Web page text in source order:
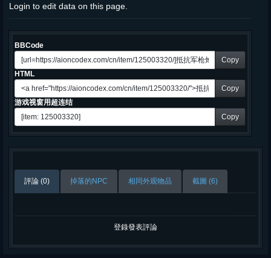
Login to edit data on this page.
BBCode
Copy
HTML
Copy
游戏视窗用超连结
Copy
評論 (0) 掉落的NPC 相同外观物品 截圖 (6)
登錄發表評論